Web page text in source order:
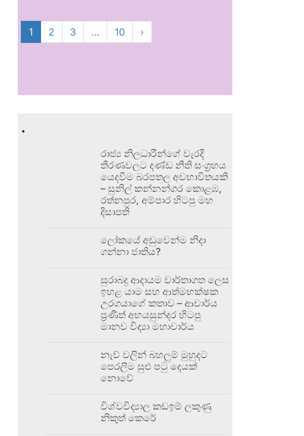
1 2 3 … 10 ›
.
රාජ්‍ය නිලධාරීන්ගේ වැරදි
තීරණවලට දණ්ඩ නීති සංග්‍රහය
යෙදවීම බරපතල අවභාවිතයකි
– සුනිල් කන්නන්ගර කොළඹ,
රත්නපුර, අම්පාර හිටපු මහ
දිසාපති
ලෝකයේ අඩුවෙන්ම නිදා
ගන්නා ජාතිය?
සුරාබදු ආදායම වාර්තාගත ලෙස
ඉහළ යාම සහ ආත්මභක්ෂක
උරගයාගේ කතාව – ආචාර්ය
ප්‍රණීත් අභයසුන්දර හිටපු
මානව විද්‍යා මහාචාර්ය
නැව් වලින් බහලුම් මුහුදට
පෙරලීම සුළු පටු දෙයක්
නොවේ
විශ්වවිද්‍යාල කඩඉම් ලකුණු
නිකුත් කෙරේ